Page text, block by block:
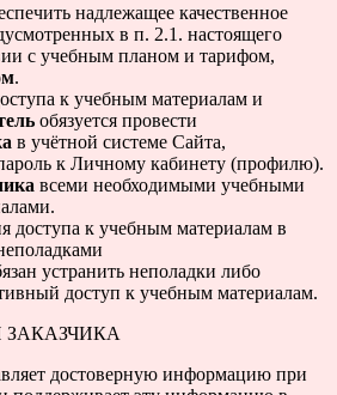
надлежащее качественное
в п. 2.1. настоящего
с учебным планом и тарифом,
.
к учебным материалам и
обязуется провести
в учётной системе Сайта,
к Личному кабинету (профилю).
всеми необходимыми учебными
доступа к учебным материалам в
устранить неполадки либо
доступ к учебным материалам.
достоверную информацию при